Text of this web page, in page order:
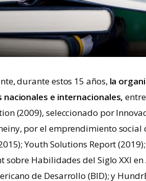
durante estos 15 años, la
nacionales e internacionales,
(2009), seleccionado por
por el emprendimiento
Youth Solutions Report
sobre Habilidades del Siglo XXI
de Desarrollo (BID); y